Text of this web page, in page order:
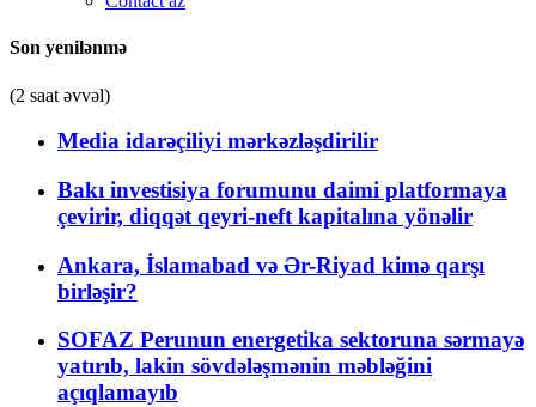
Son yenilənmə
(2 saat əvvəl)
Media idarəçiliyi mərkəzləşdirilir
Bakı investisiya forumunu daimi platformaya
çevirir, diqqət qeyri-neft kapitalına yönəlir
Ankara, İslamabad və Ər-Riyad kimə qarşı
birləşir?
SOFAZ Perunun energetika sektoruna sərmayə
yatırıb, lakin sövdələşmənin məbləğini
açıqlamayıb